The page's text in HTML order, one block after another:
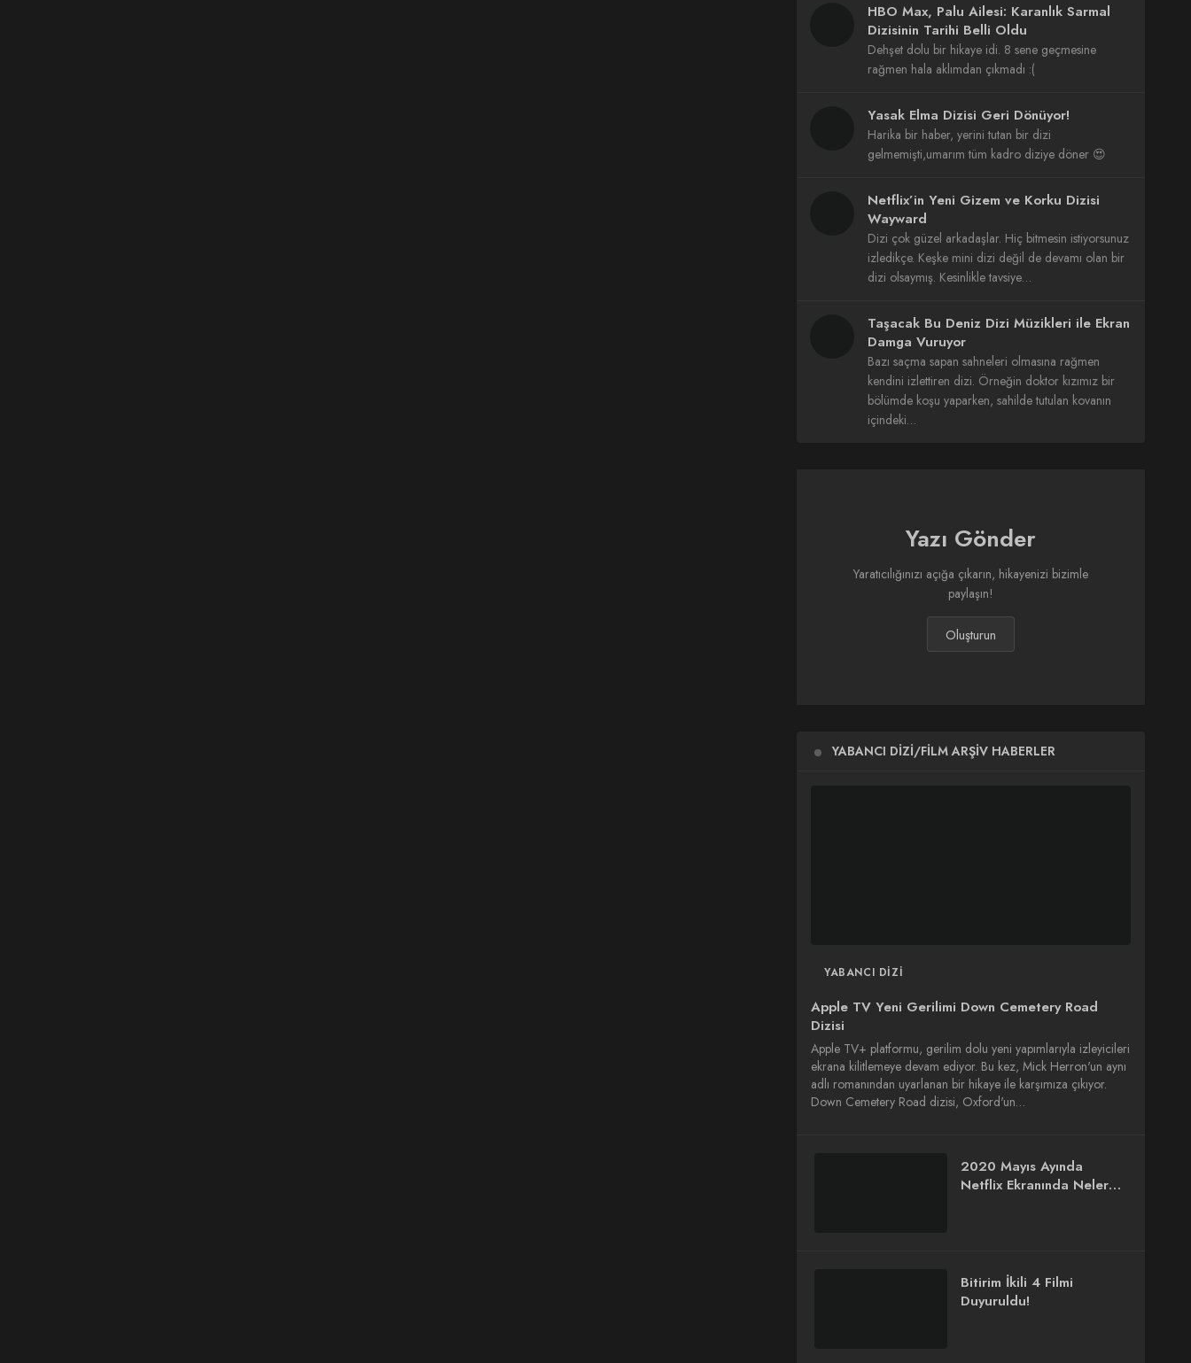
HBO Max, Palu Ailesi: Karanlık Sarmal
Dizisinin Tarihi Belli Oldu
Dehşet dolu bir hikaye idi. 8 sene geçmesine
rağmen hala aklımdan çıkmadı :(
Yasak Elma Dizisi Geri Dönüyor!
Harika bir haber, yerini tutan bir dizi
gelmemişti,umarım tüm kadro diziye döner 😍
Netflix’in Yeni Gizem ve Korku Dizisi
Wayward
Dizi çok güzel arkadaşlar. Hiç bitmesin istiyorsunuz
izledikçe. Keşke mini dizi değil de devamı olan bir
dizi olsaymış. Kesinlikle tavsiye…
Taşacak Bu Deniz Dizi Müzikleri ile Ekran
Damga Vuruyor
Bazı saçma sapan sahneleri olmasına rağmen
kendini izlettiren dizi. Örneğin doktor kızımız bir
bölümde koşu yaparken, sahilde tutulan kovanın
içindeki…
Yazı Gönder
Yaratıcılığınızı açığa çıkarın, hikayenizi bizimle
paylaşın!
Oluşturun
YABANCI DIZI/FILM ARŞIV HABERLER
YABANCI DIZI
Apple TV Yeni Gerilimi Down Cemetery Road
Dizisi
Apple TV+ platformu, gerilim dolu yeni yapımlarıyla izleyicileri
ekrana kilitlemeye devam ediyor. Bu kez, Mick Herron'un aynı
adlı romanından uyarlanan bir hikaye ile karşımıza çıkıyor.
Down Cemetery Road dizisi, Oxford'un…
2020 Mayıs Ayında
Netflix Ekranında Neler
Bitirim İkili 4 Filmi
Duyuruldu!